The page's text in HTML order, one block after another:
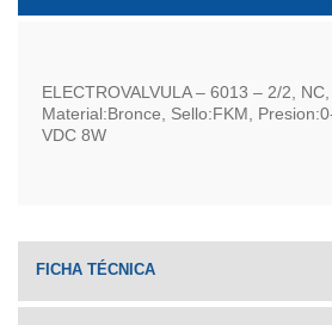
ELECTROVALVULA – 6013 – 2/2,
Material:Bronce, Sello:FKM,
VDC 8W
FICHA TÉCNICA